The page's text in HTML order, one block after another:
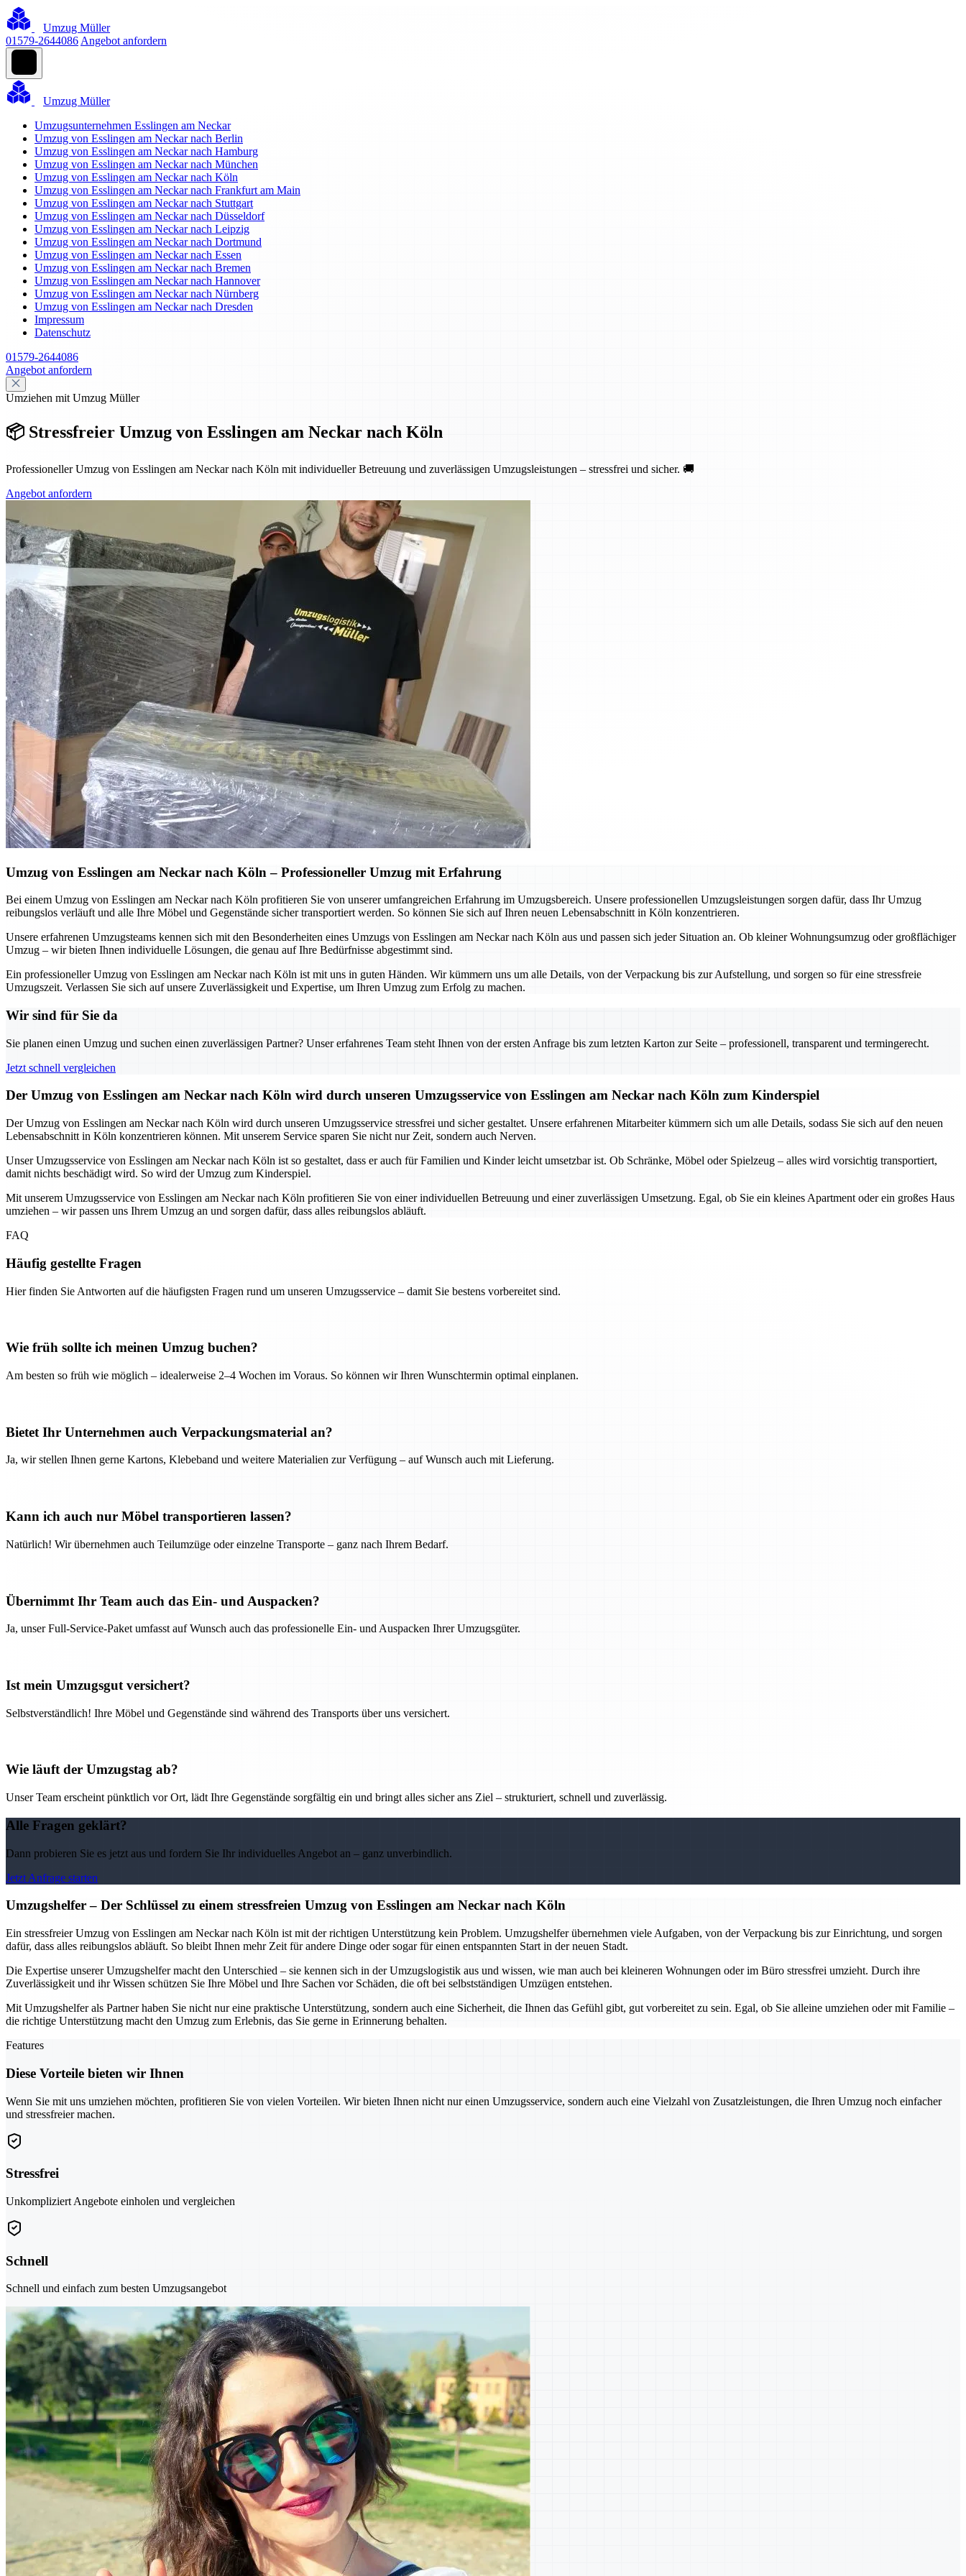
Umzug Müller
01579-2644086 Angebot anfordern
Umzug Müller
Umzugsunternehmen Esslingen am Neckar
Umzug von Esslingen am Neckar nach Berlin
Umzug von Esslingen am Neckar nach Hamburg
Umzug von Esslingen am Neckar nach München
Umzug von Esslingen am Neckar nach Köln
Umzug von Esslingen am Neckar nach Frankfurt am Main
Umzug von Esslingen am Neckar nach Stuttgart
Umzug von Esslingen am Neckar nach Düsseldorf
Umzug von Esslingen am Neckar nach Leipzig
Umzug von Esslingen am Neckar nach Dortmund
Umzug von Esslingen am Neckar nach Essen
Umzug von Esslingen am Neckar nach Bremen
Umzug von Esslingen am Neckar nach Hannover
Umzug von Esslingen am Neckar nach Nürnberg
Umzug von Esslingen am Neckar nach Dresden
Impressum
Datenschutz
01579-2644086
Angebot anfordern
Umziehen mit Umzug Müller
📦 Stressfreier Umzug von Esslingen am Neckar nach Köln
Professioneller Umzug von Esslingen am Neckar nach Köln mit individueller Betreuung und zuverlässigen Umzugsleistungen – stressfrei und sicher. 🚚
Angebot anfordern
Umzug von Esslingen am Neckar nach Köln – Professioneller Umzug mit Erfahrung
Bei einem Umzug von Esslingen am Neckar nach Köln profitieren Sie von unserer umfangreichen Erfahrung im Umzugsbereich. Unsere professionellen Umzugsleistungen sorgen dafür, dass Ihr Umzug
reibungslos verläuft und alle Ihre Möbel und Gegenstände sicher transportiert werden. So können Sie sich auf Ihren neuen Lebensabschnitt in Köln konzentrieren.
Unsere erfahrenen Umzugsteams kennen sich mit den Besonderheiten eines Umzugs von Esslingen am Neckar nach Köln aus und passen sich jeder Situation an. Ob kleiner Wohnungsumzug oder großflächiger
Umzug – wir bieten Ihnen individuelle Lösungen, die genau auf Ihre Bedürfnisse abgestimmt sind.
Ein professioneller Umzug von Esslingen am Neckar nach Köln ist mit uns in guten Händen. Wir kümmern uns um alle Details, von der Verpackung bis zur Aufstellung, und sorgen so für eine stressfreie
Umzugszeit. Verlassen Sie sich auf unsere Zuverlässigkeit und Expertise, um Ihren Umzug zum Erfolg zu machen.
Wir sind für Sie da
Sie planen einen Umzug und suchen einen zuverlässigen Partner? Unser erfahrenes Team steht Ihnen von der ersten Anfrage bis zum letzten Karton zur Seite – professionell, transparent und termingerecht.
Jetzt schnell vergleichen
Der Umzug von Esslingen am Neckar nach Köln wird durch unseren Umzugsservice von Esslingen am Neckar nach Köln zum Kinderspiel
Der Umzug von Esslingen am Neckar nach Köln wird durch unseren Umzugsservice stressfrei und sicher gestaltet. Unsere erfahrenen Mitarbeiter kümmern sich um alle Details, sodass Sie sich auf den neuen
Lebensabschnitt in Köln konzentrieren können. Mit unserem Service sparen Sie nicht nur Zeit, sondern auch Nerven.
Unser Umzugsservice von Esslingen am Neckar nach Köln ist so gestaltet, dass er auch für Familien und Kinder leicht umsetzbar ist. Ob Schränke, Möbel oder Spielzeug – alles wird vorsichtig transportiert,
damit nichts beschädigt wird. So wird der Umzug zum Kinderspiel.
Mit unserem Umzugsservice von Esslingen am Neckar nach Köln profitieren Sie von einer individuellen Betreuung und einer zuverlässigen Umsetzung. Egal, ob Sie ein kleines Apartment oder ein großes Haus
umziehen – wir passen uns Ihrem Umzug an und sorgen dafür, dass alles reibungslos abläuft.
FAQ
Häufig gestellte Fragen
Hier finden Sie Antworten auf die häufigsten Fragen rund um unseren Umzugsservice – damit Sie bestens vorbereitet sind.
Wie früh sollte ich meinen Umzug buchen?
Am besten so früh wie möglich – idealerweise 2–4 Wochen im Voraus. So können wir Ihren Wunschtermin optimal einplanen.
Bietet Ihr Unternehmen auch Verpackungsmaterial an?
Ja, wir stellen Ihnen gerne Kartons, Klebeband und weitere Materialien zur Verfügung – auf Wunsch auch mit Lieferung.
Kann ich auch nur Möbel transportieren lassen?
Natürlich! Wir übernehmen auch Teilumzüge oder einzelne Transporte – ganz nach Ihrem Bedarf.
Übernimmt Ihr Team auch das Ein- und Auspacken?
Ja, unser Full-Service-Paket umfasst auf Wunsch auch das professionelle Ein- und Auspacken Ihrer Umzugsgüter.
Ist mein Umzugsgut versichert?
Selbstverständlich! Ihre Möbel und Gegenstände sind während des Transports über uns versichert.
Wie läuft der Umzugstag ab?
Unser Team erscheint pünktlich vor Ort, lädt Ihre Gegenstände sorgfältig ein und bringt alles sicher ans Ziel – strukturiert, schnell und zuverlässig.
Alle Fragen geklärt?
Dann probieren Sie es jetzt aus und fordern Sie Ihr individuelles Angebot an – ganz unverbindlich.
Jetzt Anfrage starten
Umzugshelfer – Der Schlüssel zu einem stressfreien Umzug von Esslingen am Neckar nach Köln
Ein stressfreier Umzug von Esslingen am Neckar nach Köln ist mit der richtigen Unterstützung kein Problem. Umzugshelfer übernehmen viele Aufgaben, von der Verpackung bis zur Einrichtung, und sorgen
dafür, dass alles reibungslos abläuft. So bleibt Ihnen mehr Zeit für andere Dinge oder sogar für einen entspannten Start in der neuen Stadt.
Die Expertise unserer Umzugshelfer macht den Unterschied – sie kennen sich in der Umzugslogistik aus und wissen, wie man auch bei kleineren Wohnungen oder im Büro stressfrei umzieht. Durch ihre
Zuverlässigkeit und ihr Wissen schützen Sie Ihre Möbel und Ihre Sachen vor Schäden, die oft bei selbstständigen Umzügen entstehen.
Mit Umzugshelfer als Partner haben Sie nicht nur eine praktische Unterstützung, sondern auch eine Sicherheit, die Ihnen das Gefühl gibt, gut vorbereitet zu sein. Egal, ob Sie alleine umziehen oder mit Familie –
die richtige Unterstützung macht den Umzug zum Erlebnis, das Sie gerne in Erinnerung behalten.
Features
Diese Vorteile bieten wir Ihnen
Wenn Sie mit uns umziehen möchten, profitieren Sie von vielen Vorteilen. Wir bieten Ihnen nicht nur einen Umzugsservice, sondern auch eine Vielzahl von Zusatzleistungen, die Ihren Umzug noch einfacher
und stressfreier machen.
Stressfrei
Unkompliziert Angebote einholen und vergleichen
Schnell
Schnell und einfach zum besten Umzugsangebot